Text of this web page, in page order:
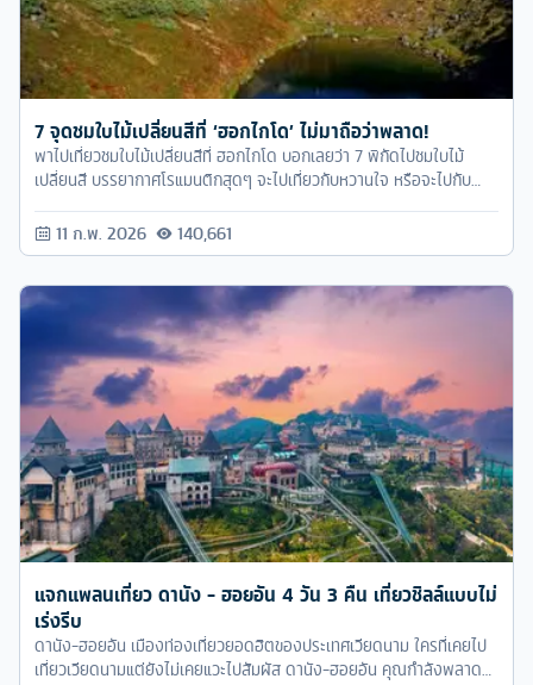
7 จุดชมใบไม้เปลี่ยนสีที่ ‘ฮอกไกโด’ ไม่มาถือว่าพลาด!
พาไปเที่ยวชมใบไม้เปลี่ยนสีที่ ฮอกไกโด บอกเลยว่า 7 พิกัดไปชมใบไม้
เปลี่ยนสี บรรยากาศโรแมนติกสุดๆ จะไปเที่ยวกับหวานใจ หรือจะไปกับ
11 ก.พ. 2026 140,661
แจกแพลนเที่ยว ดานัง - ฮอยอัน 4 วัน 3 คืน เที่ยวชิลล์แบบไม่
เร่งรีบ
ดานัง-ฮอยอัน เมืองท่องเที่ยวยอดฮิตของประเทศเวียดนาม ใครที่เคยไป
เที่ยวเวียดนามแต่ยังไม่เคยแวะไปสัมผัส ดานัง-ฮอยอัน คุณกำลังพลาด